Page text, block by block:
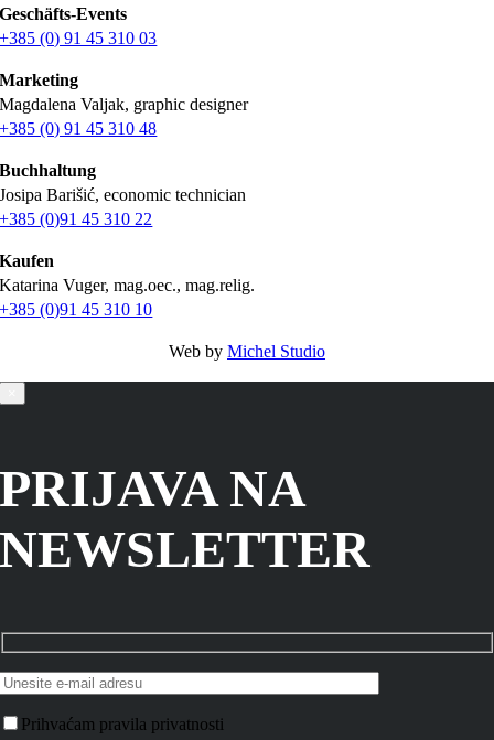
Geschäfts-Events
+385 (0) 91 45 310 03
Marketing
Magdalena Valjak, graphic designer
+385 (0) 91 45 310 48
Buchhaltung
Josipa Barišić, economic technician
+385 (0)91 45 310 22
Kaufen
Katarina Vuger, mag.oec., mag.relig.
+385 (0)91 45 310 10
Web by Michel Studio
PRIJAVA NA
NEWSLETTER
Prihvaćam pravila privatnosti